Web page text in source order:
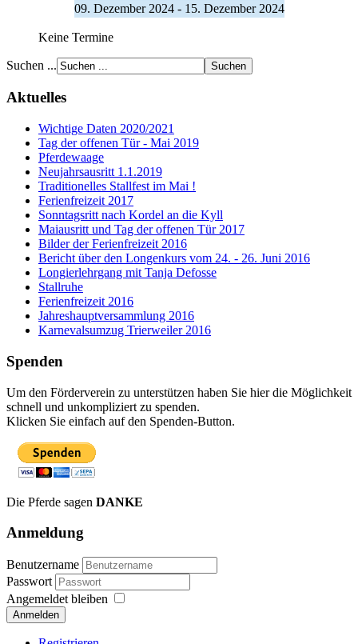
09. Dezember 2024 - 15. Dezember 2024
Keine Termine
Suchen ...
Aktuelles
Wichtige Daten 2020/2021
Tag der offenen Tür - Mai 2019
Pferdewaage
Neujahrsausritt 1.1.2019
Traditionelles Stallfest im Mai !
Ferienfreizeit 2017
Sonntagsritt nach Kordel an die Kyll
Maiausritt und Tag der offenen Tür 2017
Bilder der Ferienfreizeit 2016
Bericht über den Longenkurs vom 24. - 26. Juni 2016
Longierlehrgang mit Tanja Defosse
Stallruhe
Ferienfreizeit 2016
Jahreshauptversammlung 2016
Karnevalsumzug Trierweiler 2016
Spenden
Um den Förderverein zu unterstützen haben Sie hier die Möglichkeit
schnell und unkompliziert zu spenden.
Klicken Sie einfach auf den Spenden-Button.
Die Pferde sagen DANKE
Anmeldung
Benutzername
Passwort
Angemeldet bleiben
Anmelden